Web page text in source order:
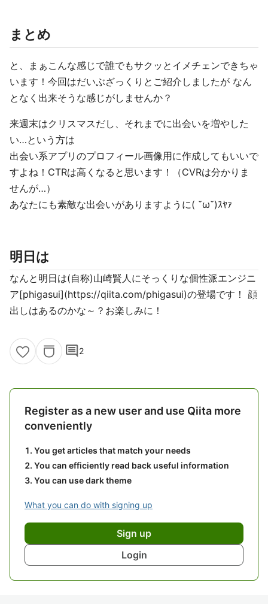
まとめ
と、まぁこんな感じで誰でもサクッとイメチェンできちゃ
います！今回はだいぶざっくりとご紹介しましたが なん
となく出来そうな感じがしませんか？
来週末はクリスマスだし、それまでに出会いを増やした
い…という方は
出会い系アプリのプロフィール画像用に作成してもいいで
すよね！CTRは高くなると思います！（CVRは分かりま
せんが…）
あなたにも素敵な出会いがありますように( ˘ω˘)ｽﾔｧ
明日は
なんと明日は(自称)山崎賢人にそっくりな個性派エンジニ
ア[phigasui](https://qiita.com/phigasui)の登場です！ 顔
出しはあるのかな～？お楽しみに！
comment2
Register as a new user and use Qiita more
conveniently
You get articles that match your needs
You can efficiently read back useful information
You can use dark theme
What you can do with signing up
Sign up
Login